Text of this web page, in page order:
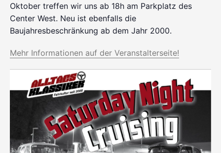
Oktober treffen wir uns ab 18h am Parkplatz des
Center West. Neu ist ebenfalls die
Baujahresbeschränkung ab dem Jahr 2000.
Mehr Informationen auf der Veranstalterseite!